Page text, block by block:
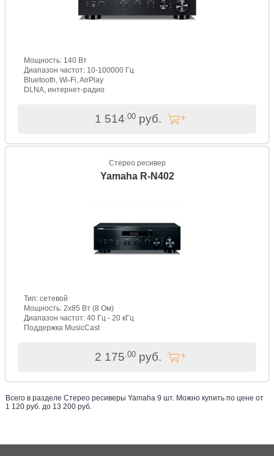
Мощность: 140 Вт
Диапазон частот: 10-100000 Гц
Bluetooth, Wi-Fi, AirPlay
DLNA, интернет-радио
1 514 .00руб.
Стерео ресивер
Yamaha R-N402
Тип: сетевой
Мощность: 2х85 Вт (8 Ом)
Диапазон частот: 40 Гц - 20 кГц
Поддержка MusicCast
2 175 .00руб.
Всего в разделе Стерео ресиверы Yamaha 9 шт. Можно купить по цене от
1 120 руб. до 13 200 руб.